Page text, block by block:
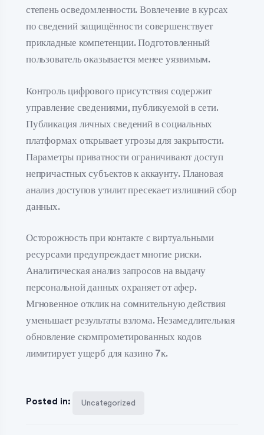
степень осведомленности. Вовлечение в курсах
по сведений защищённости совершенствует
прикладные компетенции. Подготовленный
пользователь оказывается менее уязвимым.
Контроль цифрового присутствия содержит
управление сведениями, публикуемой в сети.
Публикация личных сведений в социальных
платформах открывает угрозы для закрытости.
Параметры приватности ограничивают доступ
непричастных субъектов к аккаунту. Плановая
анализ доступов утилит пресекает излишний сбор
данных.
Осторожность при контакте с виртуальными
ресурсами предупреждает многие риски.
Аналитическая анализ запросов на выдачу
персональной данных охраняет от афер.
Мгновенное отклик на сомнительную действия
уменьшает результаты взлома. Незамедлительная
обновление скомпрометированных кодов
лимитирует ущерб для казино 7к.
Posted in: Uncategorized